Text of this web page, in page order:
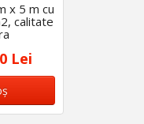
x 5 m cu
calitate
Lei